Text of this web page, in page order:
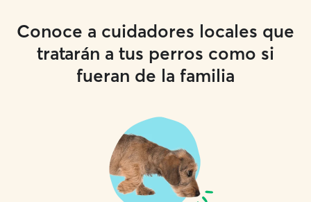
Conoce a cuidadores locales que
tratarán a tus perros como si
fueran de la familia